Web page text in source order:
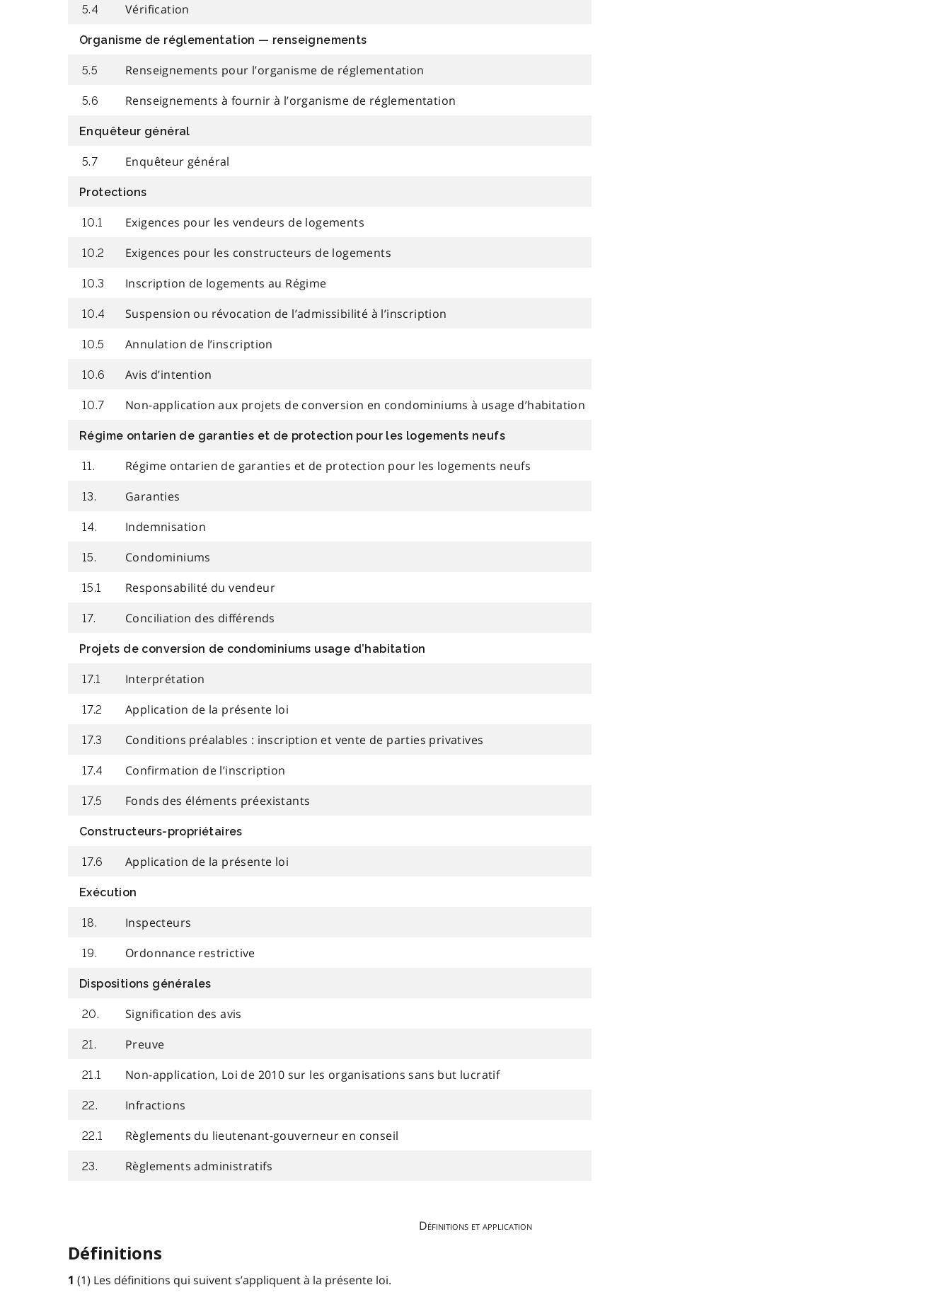
5.4 Vérification
Organisme de réglementation — renseignements
5.5 Renseignements pour l’organisme de réglementation
5.6 Renseignements à fournir à l’organisme de réglementation
Enquêteur général
5.7 Enquêteur général
Protections
10.1 Exigences pour les vendeurs de logements
10.2 Exigences pour les constructeurs de logements
10.3 Inscription de logements au Régime
10.4 Suspension ou révocation de l’admissibilité à l’inscription
10.5 Annulation de l’inscription
10.6 Avis d’intention
10.7 Non-application aux projets de conversion en condominiums à usage d’habitation
Régime ontarien de garanties et de protection pour les logements neufs
11. Régime ontarien de garanties et de protection pour les logements neufs
13. Garanties
14. Indemnisation
15. Condominiums
15.1 Responsabilité du vendeur
17. Conciliation des différends
Projets de conversion de condominiums usage d’habitation
17.1 Interprétation
17.2 Application de la présente loi
17.3 Conditions préalables : inscription et vente de parties privatives
17.4 Confirmation de l’inscription
17.5 Fonds des éléments préexistants
Constructeurs-propriétaires
17.6 Application de la présente loi
Exécution
18. Inspecteurs
19. Ordonnance restrictive
Dispositions générales
20. Signification des avis
21. Preuve
21.1 Non-application, Loi de 2010 sur les organisations sans but lucratif
22. Infractions
22.1 Règlements du lieutenant-gouverneur en conseil
23. Règlements administratifs
Définitions et application
Définitions
1 (1) Les définitions qui suivent s’appliquent à la présente loi.